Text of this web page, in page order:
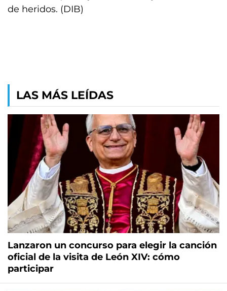
de heridos. (DIB)
LAS MÁS LEÍDAS
Lanzaron un concurso para elegir la canción
oficial de la visita de León XIV: cómo
participar